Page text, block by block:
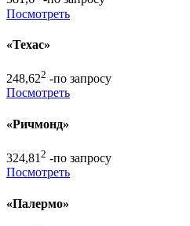
Посмотреть
«Техас»
248,622 -по запросу
Посмотреть
«Ричмонд»
324,81 2 -по запросу
Посмотреть
«Палермо»